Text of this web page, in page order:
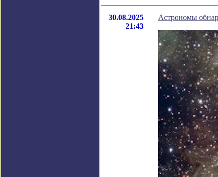
30.08.2025
21:43
Астрономы